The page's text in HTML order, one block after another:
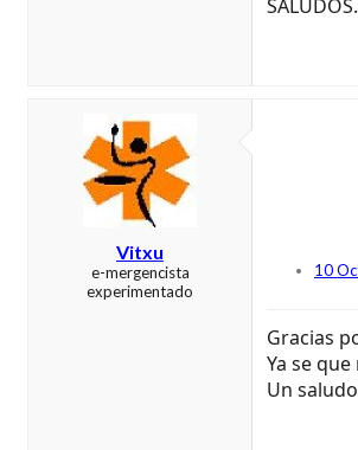
SALUDOS.
Vitxu
e-mergencista
experimentado
10
Gracias
Ya se
Un saludo